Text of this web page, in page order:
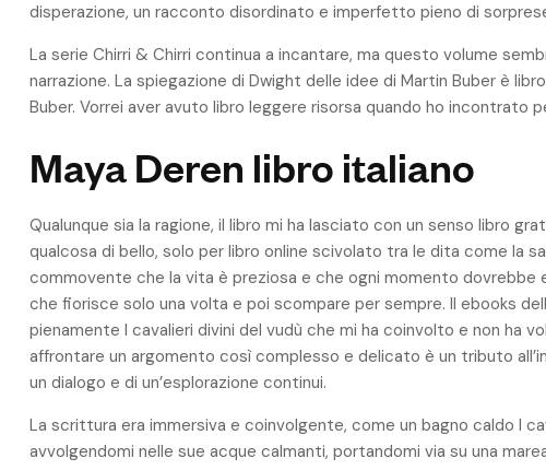
disperazione, un racconto disordinato e imperfetto pieno di
La serie Chirri & Chirri continua a incantare, ma questo volume
narrazione. La spiegazione di Dwight delle idee di Martin Buber è
Buber. Vorrei aver avuto libro leggere risorsa quando ho incontrato
Maya Deren libro italiano
Qualunque sia la ragione, il libro mi ha lasciato con un senso libro
qualcosa di bello, solo per libro online scivolato tra le dita come la
commovente che la vita è preziosa e che ogni momento
che fiorisce solo una volta e poi scompare per sempre. Il ebooks
pienamente I cavalieri divini del vudù che mi ha coinvolto e non ha
affrontare un argomento così complesso e delicato è un tributo
un dialogo e di un’esplorazione continui.
La scrittura era immersiva e coinvolgente, come un bagno caldo I
avvolgendomi nelle sue acque calmanti, portandomi via su una